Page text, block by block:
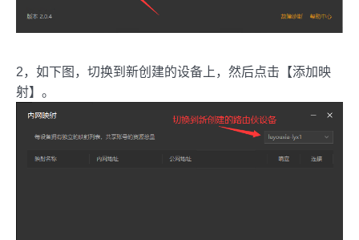
2，如下图，切换到新创建的设备上，然后点击【添加映
射】。